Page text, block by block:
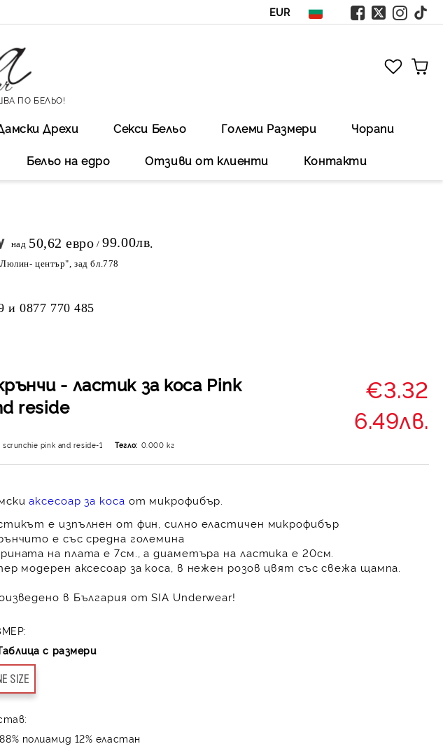
EUR
ПО БЕЛЬО!
Дрехи Секси Бельо Големи Размери Чорапи
Бельо на едро Отзиви от клиенти Контакти
.Безплатна доставка със
над 50,62 евро / 99.00лв
център", зад бл.778
и0877 770 485
- ластик за коса Pink
reside
€3.32
6.49лв.
scrunchie pink and reside-1 Тегло: 0.000 кг
аксесоар за коса от микрофибър.
е изпълнен от фин, силно еластичен микрофибър
е със средна големина
на плата е 7см., а диаметъра на ластика е 20см.
модерен аксесоар за коса, в нежен розов цвят със свежа щампа.
в България от SIA Underwear!
с размери
SIZE
88% полиамид 12% еластан